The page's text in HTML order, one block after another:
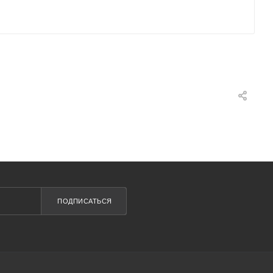
ПОДПИСАТЬСЯ